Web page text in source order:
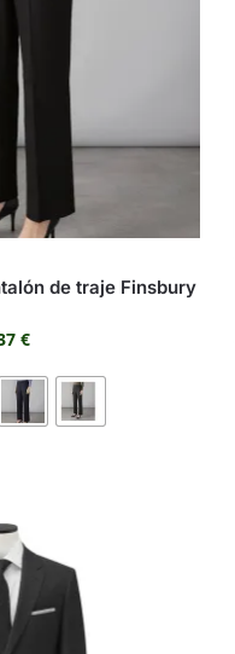
de traje Finsbury
€